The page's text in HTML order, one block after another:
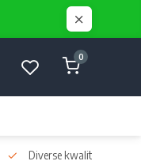
0
Diverse kwaliteits liquids